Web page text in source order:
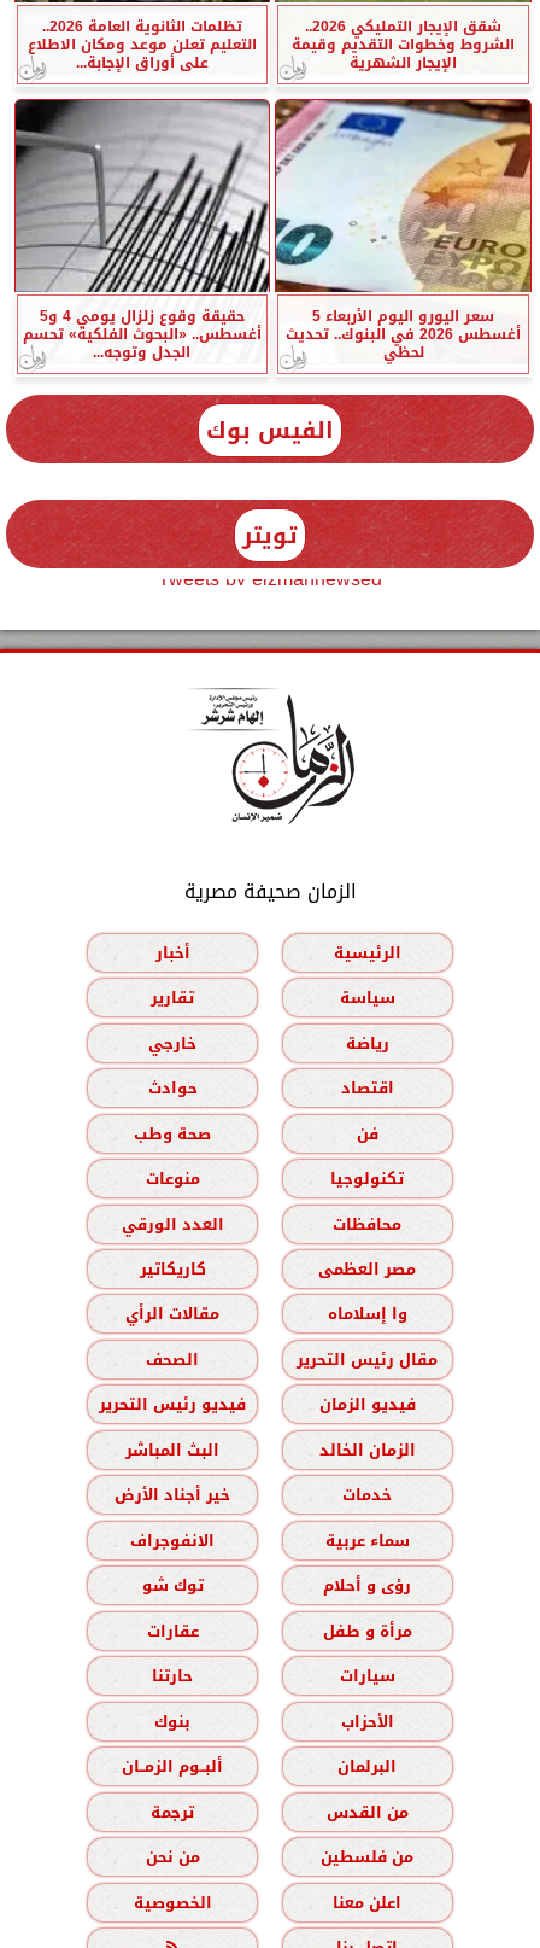
شقق الإيجار التمليكي 2026..
الشروط وخطوات التقديم وقيمة
الإيجار الشهرية
تظلمات الثانوية العامة 2026..
التعليم تعلن موعد ومكان الاطلاع
على أوراق الإجابة...
سعر اليورو اليوم الأربعاء 5
أغسطس 2026 في البنوك.. تحديث
لحظي
حقيقة وقوع زلزال يومي 4 و5
أغسطس.. «البحوث الفلكية» تحسم
الجدل وتوجه...
الفيس بوك
تويتر
Tweets by elzmannewseg
الزمان صحيفة مصرية
الرئيسية
أخبار
سياسة
تقارير
رياضة
خارجي
اقتصاد
حوادث
فن
صحة وطب
تكنولوجيا
منوعات
محافظات
العدد الورقي
مصر العظمى
كاريكاتير
وا إسلاماه
مقالات الرأي
مقال رئيس التحرير
الصحف
فيديو الزمان
فيديو رئيس التحرير
الزمان الخالد
البث المباشر
خدمات
خير أجناد الأرض
سماء عربية
الانفوجراف
رؤى و أحلام
توك شو
مرأة و طفل
عقارات
سيارات
حارتنا
الأحزاب
بنوك
البرلمان
ألبــوم الزمــان
من القدس
ترجمة
من فلسطين
من نحن
اعلن معنا
الخصوصية